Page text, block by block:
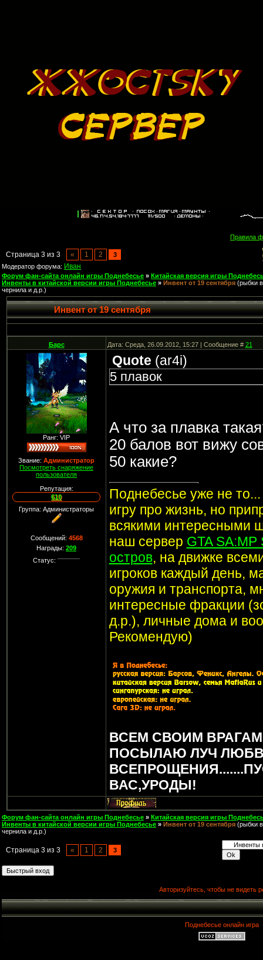
Правила
Страница 3 из 3 « 1 2
3
Модератор форума: Иван
Форум фан-сайта онлайн игры Поднебесье » Китайская версия игры
Инвенты в китайской версии игры Поднебесье » Инвент от 19 сентября (рыбки
чернила и д.р.)
Инвент от 19 сентября
Барс Дата: Среда, 26.09.2012, 15:27 | Сообщение #21
Ранг: VIP
Звание: Администратор
Посмотреть снаряжение
пользователя
Репутация:
610
Группа: Администраторы
Сообщений: 4568
Награды: 209
Статус:
Quote (ar4i)
5 плавок
А что за плавка
20 балов вот вижу
50 какие?
Поднебесье уже не
игру про жизнь, но
всякими интересными
наш сервер GTA SA:MP
остров, на движке
игроков каждый день,
оружия и транспорта,
интересные фракции
д.р.), личные дома и
Рекомендую)
ВСЕМ СВОИМ
ПОСЫЛАЮ ЛУЧ
ВАС,УРОДЫ!
Форум фан-сайта онлайн игры Поднебесье » Китайская версия игры
Инвенты в китайской версии игры Поднебесье » Инвент от 19 сентября (рыбки
чернила и д.р.)
Страница 3 из 3 « 1 2 3
Авторизуйтесь, чтобы не видеть
Поднебесье онлайн игра